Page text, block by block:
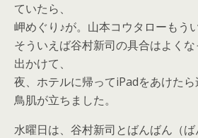
ていたら、
岬めぐり♪が。山本コウタローもう
そういえば谷村新司の具合はよく
出かけて、
夜、ホテルに帰ってiPadをあけたら
鳥肌が立ちました。
水曜日は、谷村新司とばんばん（